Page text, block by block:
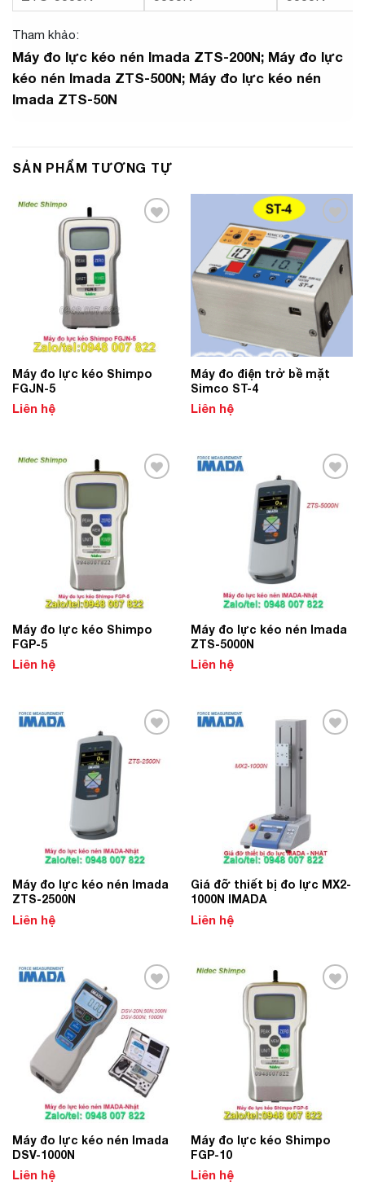
Tham khảo:
Máy đo lực kéo nén Imada ZTS-200N; Máy đo lực
kéo nén Imada ZTS-500N; Máy đo lực kéo nén
Imada ZTS-50N
SẢN PHẨM TƯƠNG TỰ
Máy đo lực kéo Shimpo
FGJN-5
Liên hệ
Add to
Wishlist
Máy đo điện trở bề mặt
Simco ST-4
Liên hệ
Máy đo lực kéo Shimpo
FGP-5
Liên hệ
Wishlist
Máy đo lực kéo nén Imada
ZTS-5000N
Liên hệ
Wishlist
Máy đo lực kéo nén Imada
ZTS-2500N
Liên hệ
Giá đỡ thiết bị đo lực MX2-
1000N IMADA
Liên hệ
Wishlist
­­Máy đo lực kéo nén Imada
DSV-1000N
Liên hệ
Máy đo lực kéo Shimpo
FGP-10
Liên hệ